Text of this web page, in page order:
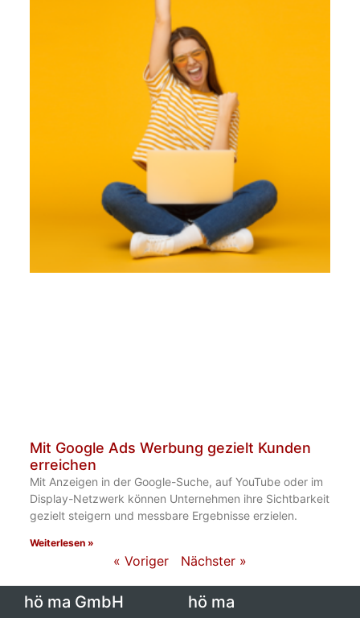
Mit Google Ads Werbung gezielt Kunden
erreichen
Mit Anzeigen in der Google-Suche, auf YouTube oder im
Display-Netzwerk können Unternehmen ihre Sichtbarkeit
gezielt steigern und messbare Ergebnisse erzielen.
Weiterlesen »
« Voriger Nächster »
hö ma GmbH hö ma